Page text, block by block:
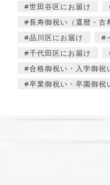
世田谷区にお届け
長寿御祝い（還暦・古
品川区にお届け
千代田区にお届け
合格御祝い・入学御祝
卒業御祝い・卒園御祝